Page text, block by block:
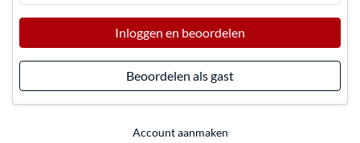
Inloggen en beoordelen
Beoordelen als gast
Account aanmaken